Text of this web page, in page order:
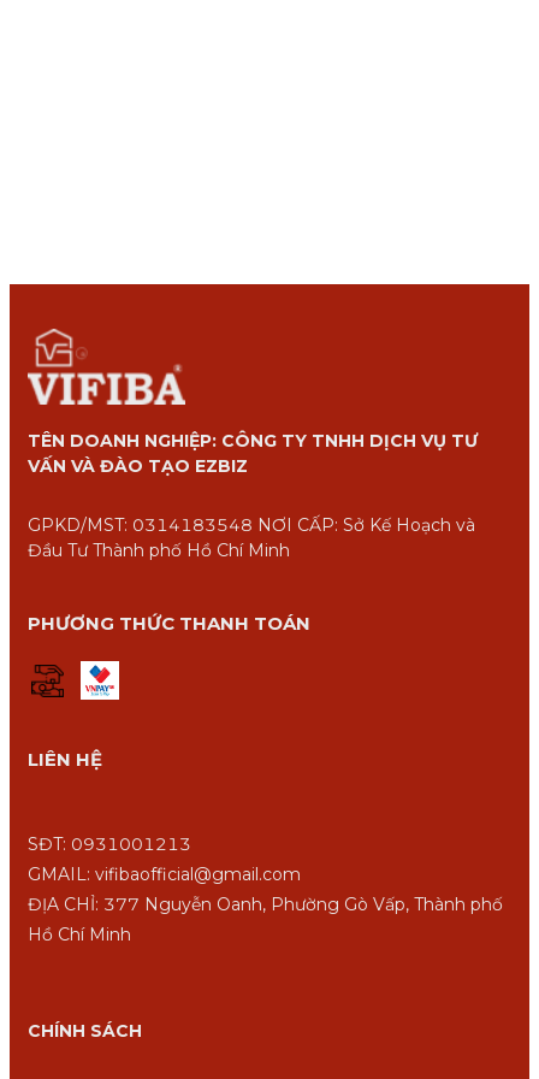
CHÍNH SÁCH
LIÊN HỆ
SĐT: 0931001213
GMAIL: vifibaofficial@gmail.com
ĐỊA CHỈ: 377 Nguyễn Oanh, Phường Gò Vấp, Thành phố
Hồ Chí Minh
TÊN DOANH NGHIỆP: CÔNG TY TNHH DỊCH VỤ TƯ
VẤN VÀ ĐÀO TẠO EZBIZ
GPKD/MST: 0314183548 NƠI CẤP: Sở Kế Hoạch và
Đầu Tư Thành phố Hồ Chí Minh
PHƯƠNG THỨC THANH TOÁN